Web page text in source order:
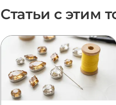
Статьи с этим